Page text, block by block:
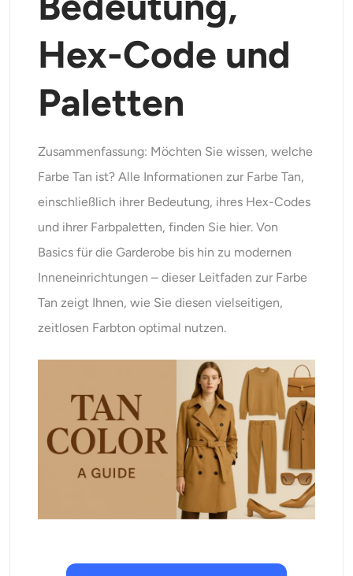
KI-Umarmungsgenerator
KI-Tanzgenerator
Unterstützte KI-Modelle
Seedance 2.0 Kling 2.6 Motion Control
Sora 2.0 Kling 2.6 Pro Kling 2.1 Master Hailuo 2.3
Wan 2.5
Unterstützte KI-Modelle
Nano Banane Flux Kontext
Foto-Verstärker
Objekt-Entferner
Wasserzeichen-Entferner
Hintergrund-Entferner
KI-Hintergrund
KI-Extender
KI-Ersatz
KI-Stil-Bildgenerator
Hochformat-Werkzeuge
Hex-Code und
Paletten
Zusammenfassung: Möchten Sie wissen, welche
Farbe Tan ist? Alle Informationen zur Farbe Tan,
einschließlich ihrer Bedeutung, ihres Hex-Codes
und ihrer Farbpaletten, finden Sie hier. Von
Basics für die Garderobe bis hin zu modernen
Inneneinrichtungen – dieser Leitfaden zur Farbe
Tan zeigt Ihnen, wie Sie diesen vielseitigen,
zeitlosen Farbton optimal nutzen.